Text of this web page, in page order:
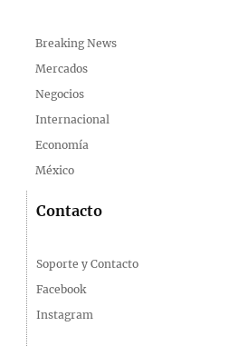
Breaking News
Mercados
Negocios
Internacional
Economía
México
Contacto
Soporte y Contacto
Facebook
Instagram